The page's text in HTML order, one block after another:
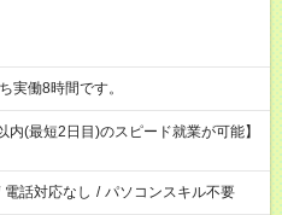
のうち実働8時間です。
(最短2日目)のスピード就業が可能】
電話対応なし / パソコンスキル不要